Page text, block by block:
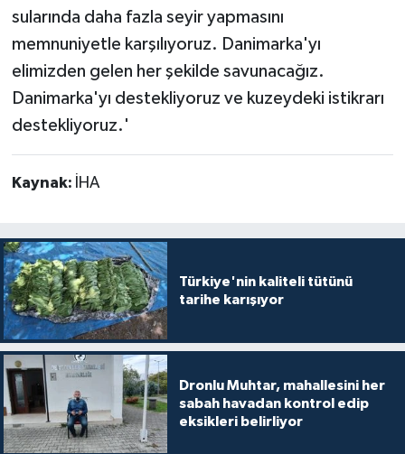
sularında daha fazla seyir yapmasını
memnuniyetle karşılıyoruz. Danimarka'yı
elimizden gelen her şekilde savunacağız.
Danimarka'yı destekliyoruz ve kuzeydeki istikrarı
destekliyoruz.'
Kaynak: İHA
Türkiye'nin kaliteli tütünü
tarihe karışıyor
Dronlu Muhtar, mahallesini her
sabah havadan kontrol edip
eksikleri belirliyor